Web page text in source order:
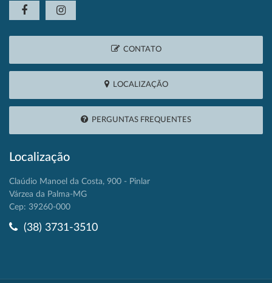
CONTATO
LOCALIZAÇÃO
PERGUNTAS FREQUENTES
Localização
Claúdio Manoel da Costa, 900 - Pinlar
Várzea da Palma-MG
Cep: 39260-000
(38) 3731-3510